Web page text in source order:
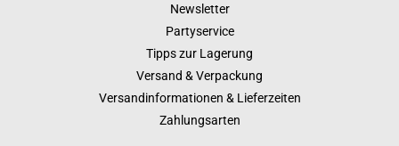
Newsletter
Partyservice
Tipps zur Lagerung
Versand & Verpackung
Versandinformationen & Lieferzeiten
Zahlungsarten